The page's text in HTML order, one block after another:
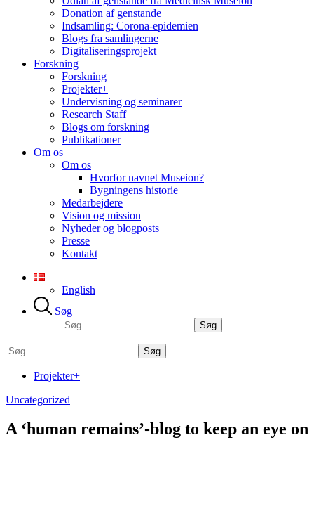
Donation af genstande
Indsamling: Corona-epidemien
Blogs fra samlingerne
Digitaliseringsprojekt
Forskning
Forskning
Projekter+
Undervisning og seminarer
Research Staff
Blogs om forskning
Publikationer
Om os
Om os
Hvorfor navnet Museion?
Bygningens historie
Medarbejdere
Vision og mission
Nyheder og blogposts
Presse
Kontakt
English
Søg
Søg
efter:
Søg
efter:
Projekter+
Uncategorized
A ‘human remains’-blog to keep an eye on